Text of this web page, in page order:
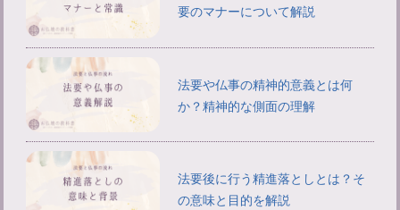
要のマナーについて解説
法要や仏事の精神的意義とは何
か？精神的な側面の理解
法要後に行う精進落としとは？そ
の意味と目的を解説